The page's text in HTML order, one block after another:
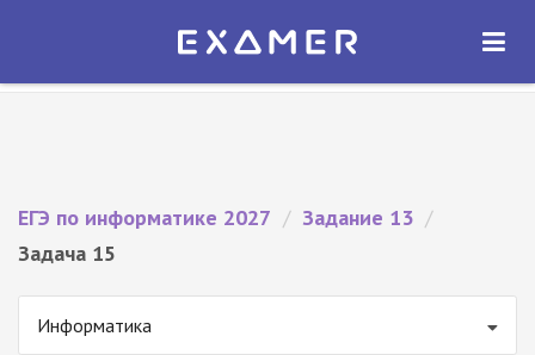
Экзамер — ЕГЭ 2027
ОТКРЫТЬ
ЕГЭ по информатике 2027 / Задание 13 /
Задача 15
Информатика